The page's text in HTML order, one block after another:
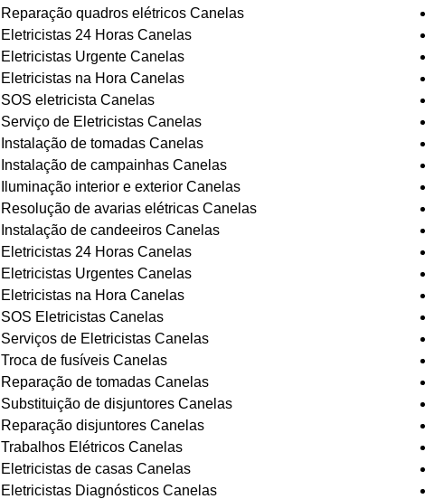
Reparação quadros elétricos Canelas
Eletricistas 24 Horas Canelas
Eletricistas Urgente Canelas
Eletricistas na Hora Canelas
SOS eletricista Canelas
Serviço de Eletricistas Canelas
Instalação de tomadas Canelas
Instalação de campainhas Canelas
Iluminação interior e exterior Canelas
Resolução de avarias elétricas Canelas
Instalação de candeeiros Canelas
Eletricistas 24 Horas Canelas
Eletricistas Urgentes Canelas
Eletricistas na Hora Canelas
SOS Eletricistas Canelas
Serviços de Eletricistas Canelas
Troca de fusíveis Canelas
Reparação de tomadas Canelas
Substituição de disjuntores Canelas
Reparação disjuntores Canelas
Trabalhos Elétricos Canelas
Eletricistas de casas Canelas
Eletricistas Diagnósticos Canelas